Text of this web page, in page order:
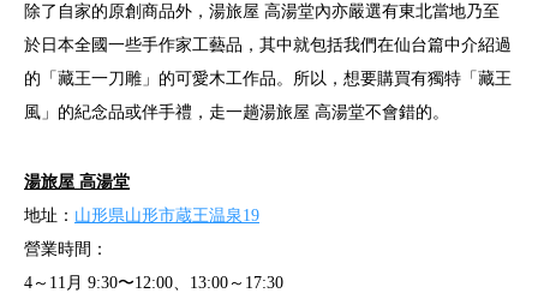
除了自家的原創商品外，湯旅屋 高湯堂內亦嚴選有東北當地乃至
於日本全國一些手作家工藝品，其中就包括我們在仙台篇中介紹過
的「藏王一刀雕」的可愛木工作品。所以，想要購買有獨特「藏王
風」的紀念品或伴手禮，走一趟湯旅屋 高湯堂不會錯的。
湯旅屋 高湯堂
地址： 山形県山形市蔵王温泉19
營業時間：
4～11月 9:30〜12:00、13:00～17:30